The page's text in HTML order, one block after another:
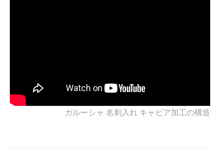
ガルーシャ 名刺入れ キャビア加工の構造